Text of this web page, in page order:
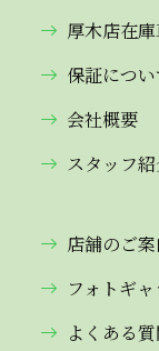
厚木店在
保証につい
会社概要
スタッフ
店舗のご
フォトギ
よくある